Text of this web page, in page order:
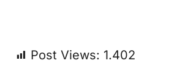
Post Views: 1.402